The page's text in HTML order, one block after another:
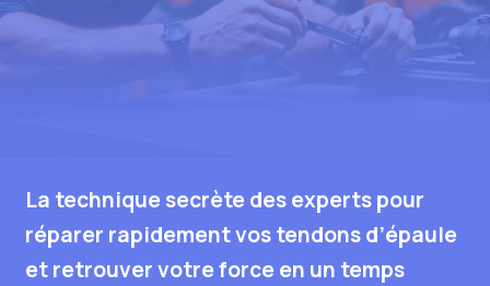
La technique secrète des experts pour
réparer rapidement vos tendons d’épaule
et retrouver votre force en un temps